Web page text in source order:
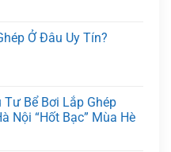
Ở Đâu Uy Tín?
Bể Bơi Lắp Ghép
Nội “Hốt Bạc” Mùa Hè